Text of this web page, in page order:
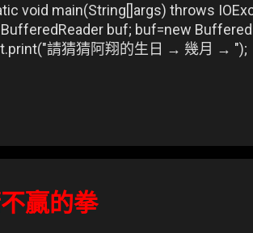
void main(String[]args) throws
buf; buf=new
請猜猜阿翔的生日 → 幾月 → ");
日 →");
贏的拳